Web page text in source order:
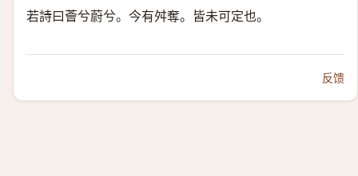
若詩曰薈兮蔚兮。今有舛奪。皆未可定也。
反馈